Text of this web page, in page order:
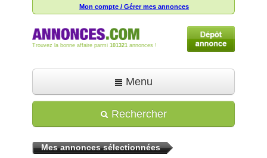
Mon compte / Gérer mes annonces
Trouvez la bonne affaire parmi 101321 annonces !
Menu
Déposer une annonce
Toutes les annonces
Rechercher
Mes annonces sélectionnées